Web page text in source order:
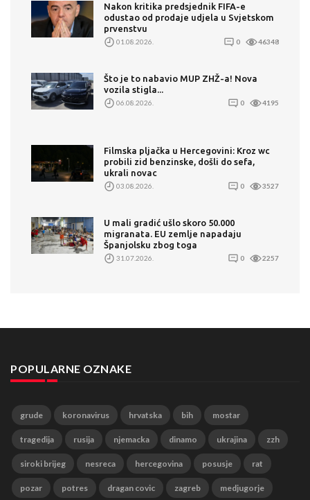
Nakon kritika predsjednik FIFA-e
odustao od prodaje udjela u Svjetskom
prvenstvu
01.08.2026. 0 46348
Što je to nabavio MUP ZHŽ-a! Nova
vozila stigla...
06.08.2026. 0 4195
Filmska pljačka u Hercegovini: Kroz wc
probili zid benzinske, došli do sefa,
ukrali novac
03.08.2026. 0 3527
U mali gradić ušlo skoro 50.000
migranata. EU zemlje napadaju
Španjolsku zbog toga
31.07.2026. 0 2257
POPULARNE OZNAKE
grude koronavirus hrvatska bih mostar
tragedija rusija njemacka dinamo ukrajina zzh
siroki brijeg nesreca hercegovina posusje rat
pozar potres dragan covic zagreb medjugorje